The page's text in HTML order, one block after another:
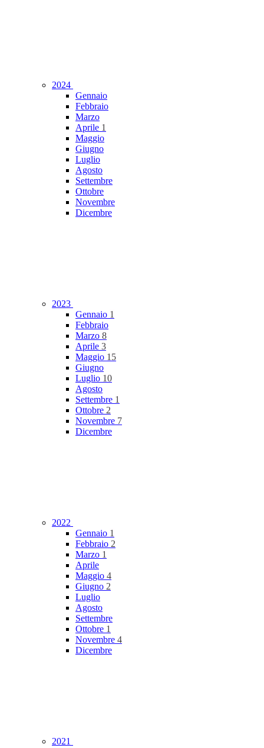
2024
Gennaio
Febbraio
Marzo
Aprile 1
Maggio
Giugno
Luglio
Agosto
Settembre
Ottobre
Novembre
Dicembre
2023
Gennaio 1
Febbraio
Marzo 8
Aprile 3
Maggio 15
Giugno
Luglio 10
Agosto
Settembre 1
Ottobre 2
Novembre 7
Dicembre
2022
Gennaio 1
Febbraio 2
Marzo 1
Aprile
Maggio 4
Giugno 2
Luglio
Agosto
Settembre
Ottobre 1
Novembre 4
Dicembre
2021